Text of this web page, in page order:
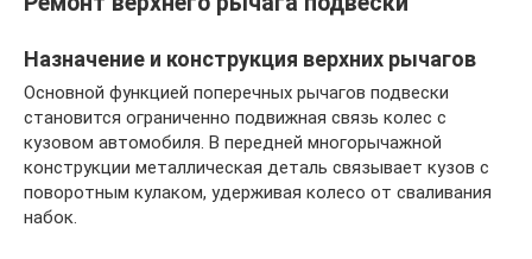
Назначение и конструкция верхних рычагов
Основной функцией поперечных рычагов подвески
становится ограниченно подвижная связь колес с
кузовом автомобиля. В передней многорычажной
конструкции металлическая деталь связывает кузов с
поворотным кулаком, удерживая колесо от сваливания
набок.